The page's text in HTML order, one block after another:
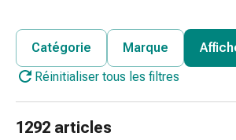
rhume
Maux
Toux
Catégorie Marque
Réinitialiser tous les filtres
1292 articles